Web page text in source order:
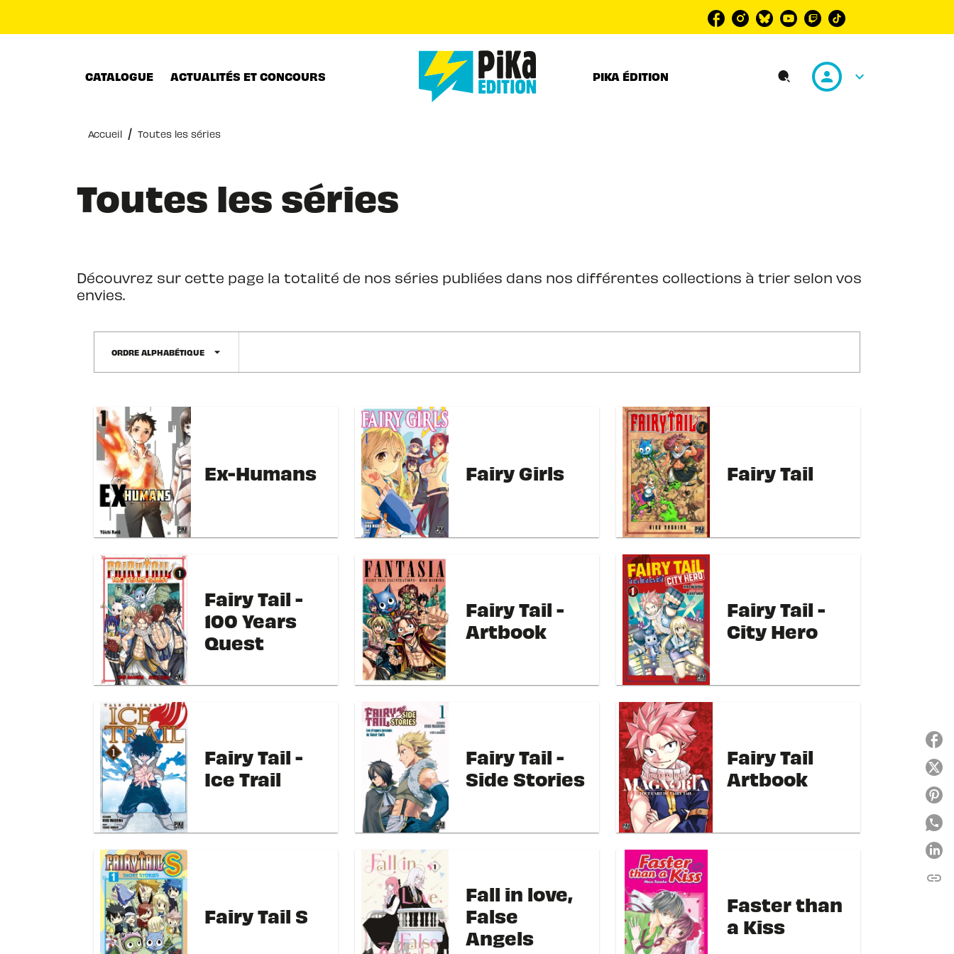
personn keyboard_arrow_down
CATALOGUE ACTUALITÉS ET CONCOURS PIKA ÉDITION search
Accueil / Toutes les séries
Toutes les séries
Découvrez sur cette page la totalité de nos séries publiées dans nos différentes collections à trier selon vos
envies.
ORDRE ALPHABÉTIQUE arrow_drop_down
Ex-Humans Fairy Girls Fairy Tail
Fairy Tail -
100 Years
Quest
Fairy Tail -
Artbook
Fairy Tail -
City Hero
Fairy Tail -
Ice Trail
Fairy Tail -
Side Stories
Fairy Tail
Artbook
Fairy Tail S
Fall in love,
False
Angels
Faster than
a Kiss
link